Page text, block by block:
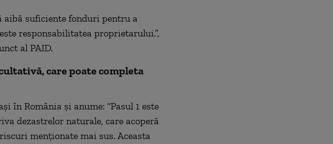
suficiente fonduri pentru a
responsabilitatea proprietarului.”,
al PAID.
care poate completa
în România și anume: “Pasul 1 este
dezastrelor naturale, care acoperă
menționate mai sus. Aceasta